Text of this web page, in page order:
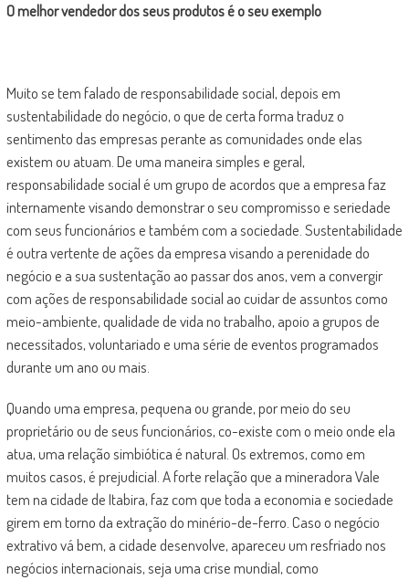
O melhor vendedor dos seus produtos é o seu exemplo
Muito se tem falado de responsabilidade social, depois em
sustentabilidade do negócio, o que de certa forma traduz o
sentimento das empresas perante as comunidades onde elas
existem ou atuam. De uma maneira simples e geral,
responsabilidade social é um grupo de acordos que a empresa faz
internamente visando demonstrar o seu compromisso e seriedade
com seus funcionários e também com a sociedade. Sustentabilidade
é outra vertente de ações da empresa visando a perenidade do
negócio e a sua sustentação ao passar dos anos, vem a convergir
com ações de responsabilidade social ao cuidar de assuntos como
meio-ambiente, qualidade de vida no trabalho, apoio a grupos de
necessitados, voluntariado e uma série de eventos programados
durante um ano ou mais.
Quando uma empresa, pequena ou grande, por meio do seu
proprietário ou de seus funcionários, co-existe com o meio onde ela
atua, uma relação simbiótica é natural. Os extremos, como em
muitos casos, é prejudicial. A forte relação que a mineradora Vale
tem na cidade de Itabira, faz com que toda a economia e sociedade
girem em torno da extração do minério-de-ferro. Caso o negócio
extrativo vá bem, a cidade desenvolve, apareceu um resfriado nos
negócios internacionais, seja uma crise mundial, como